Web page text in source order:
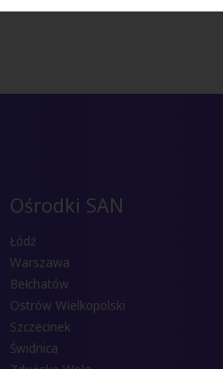
Ośrodki SAN
Łódź
Warszawa
Bełchatów
Ostrów Wielkopolski
Szczecinek
Świdnica